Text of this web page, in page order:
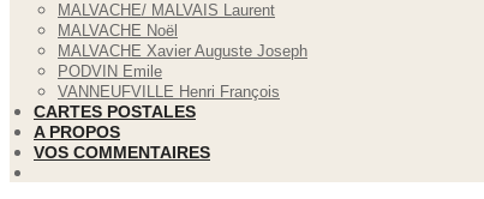
MALVACHE/ MALVAIS Laurent
MALVACHE Noël
MALVACHE Xavier Auguste Joseph
PODVIN Emile
VANNEUFVILLE Henri François
CARTES POSTALES
A PROPOS
VOS COMMENTAIRES